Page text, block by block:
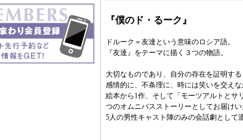
『僕のド・るーク』
ドルーク＝友達という意味のロシア語。
『友達』をテーマに描く３つの物語。
大切なものであり、自分の存在を証明す
感情的に、不条理に、時には笑いを交え
絵本から1作、そして「モーツアルトとサ
つのオムニバスストーリーとしてお届けい
5人の男性キャスト陣のみの会話劇として